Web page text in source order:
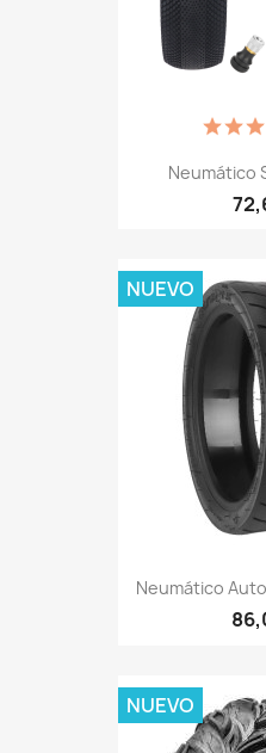
Neumático
Neumático
NUEVO
NUEVO